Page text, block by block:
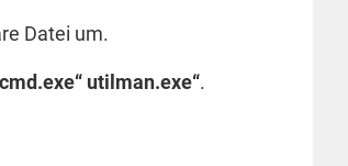
Datei um.
utilman.exe“.